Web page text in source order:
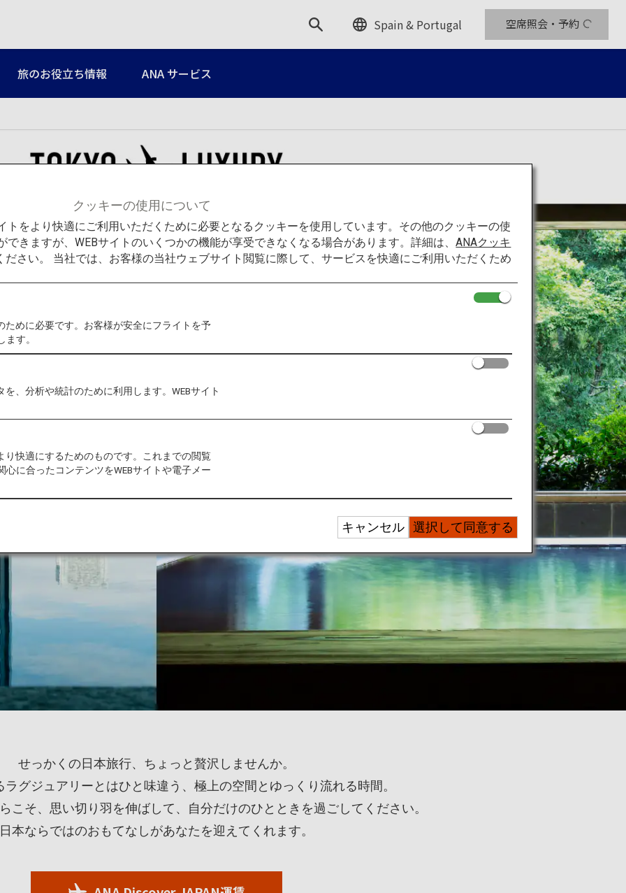
Spain & Portugal 空席照会・予約
旅のお役立ち情報 ANA サービス
せっかくの日本旅行、ちょっと贅沢しませんか。
ラグジュアリーとはひと味違う、極上の空間とゆっくり流れる時間。
こそ、思い切り羽を伸ばして、自分だけのひとときを過ごしてください。
日本ならではのおもてなしがあなたを迎えてくれます。
クッキーの使用について
トをより快適にご利用いただくために必要となるクッキーを使用しています。その他のクッキーの使
きますが、WEBサイトのいくつかの機能が享受できなくなる場合があります。詳細は、ANAクッキ
ださい。 当社では、お客様の当社ウェブサイト閲覧に際して、サービスを快適にご利用いただくため
ために必要です。お客様が安全にフライトを予
す。
、分析や統計のために利用します。WEBサイト
り快適にするためのものです。これまでの閲覧
に合ったコンテンツをWEBサイトや電子メー
選択して同意する
キャンセル